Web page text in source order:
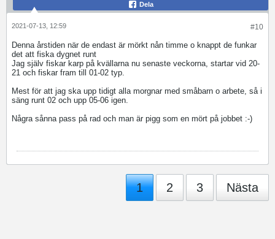
Dela
#10
2021-07-13, 12:59
Denna årstiden när de endast är mörkt nån timme o knappt de funkar
det att fiska dygnet runt
Jag själv fiskar karp på kvällarna nu senaste veckorna, startar vid 20-
21 och fiskar fram till 01-02 typ.
Mest för att jag ska upp tidigt alla morgnar med småbarn o arbete, så i
säng runt 02 och upp 05-06 igen.
Några sånna pass på rad och man är pigg som en mört på jobbet :-)
1 2 3 Nästa